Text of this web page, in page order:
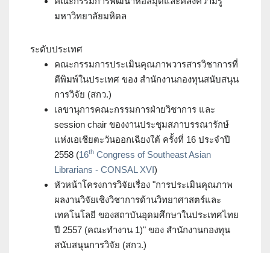
มหาวิทยาลัยมหิดล
ระดับประเทศ
คณะกรรมการประเมินคุณภาพวารสารวิชาการที่
ตีพิมพ์ในประเทศ ของ สำนักงานกองทุนสนับสนุน
การวิจัย (สกว.)
เลขานุการคณะกรรมการฝ่ายวิชาการ และ
session chair ของงานประชุมสภาบรรณารักษ์
แห่งเอเชียตะวันออกเฉียงใต้ ครั้งที่ 16 ประจำปี
2558 (16th Congress of Southeast Asian
Librarians - CONSAL XVI)
หัวหน้าโครงการวิจัยเรื่อง "การประเมินคุณภาพ
ผลงานวิจัยเชิงวิชาการด้านวิทยาศาสตร์และ
เทคโนโลยี ของสถาบันอุดมศึกษาในประเทศไทย
ปี 2557 (คณะทำงาน 1)" ของ สำนักงานกองทุน
สนับสนุนการวิจัย (สกว.)